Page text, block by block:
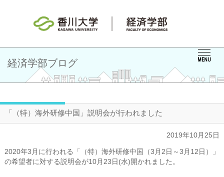
MENU
経済学部ブログ
「（特）海外研修中国」説明会が行われました
2019年10月25日
2020年3月に行われる「（特）海外研修中国（3月2日～3月12日）」
の希望者に対する説明会が10月23日(水)開かれました。